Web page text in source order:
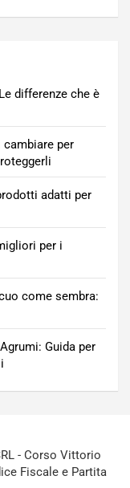
differenze che è
per
adatti per
per i
come sembra:
Guida per
- Corso Vittorio
Fiscale e Partita